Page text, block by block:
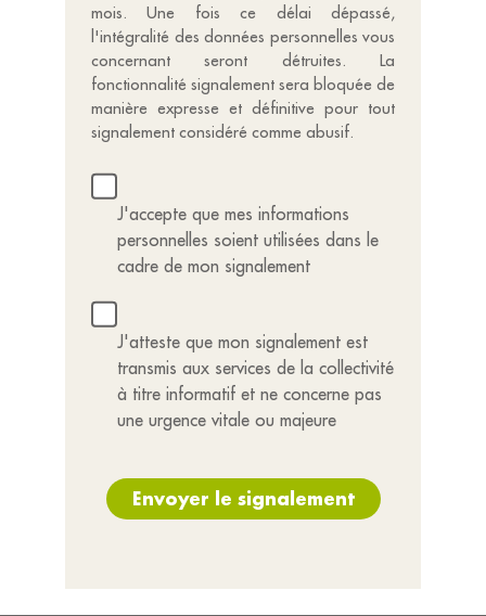
mois. Une fois ce délai dépassé,
l'intégralité des données personnelles vous
concernant seront détruites. La
fonctionnalité signalement sera bloquée de
manière expresse et définitive pour tout
signalement considéré comme abusif.
J'accepte que mes informations
personnelles soient utilisées dans le
cadre de mon signalement
J'atteste que mon signalement est
transmis aux services de la collectivité
à titre informatif et ne concerne pas
une urgence vitale ou majeure
Envoyer le signalement